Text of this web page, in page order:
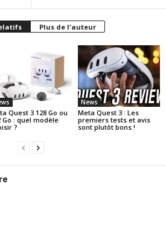
Plus de l'auteur
Quest 3 128 Go ou
Go : quel modèle
?
News
Meta Quest 3 : Les
premiers tests et avis
sont plutôt bons !